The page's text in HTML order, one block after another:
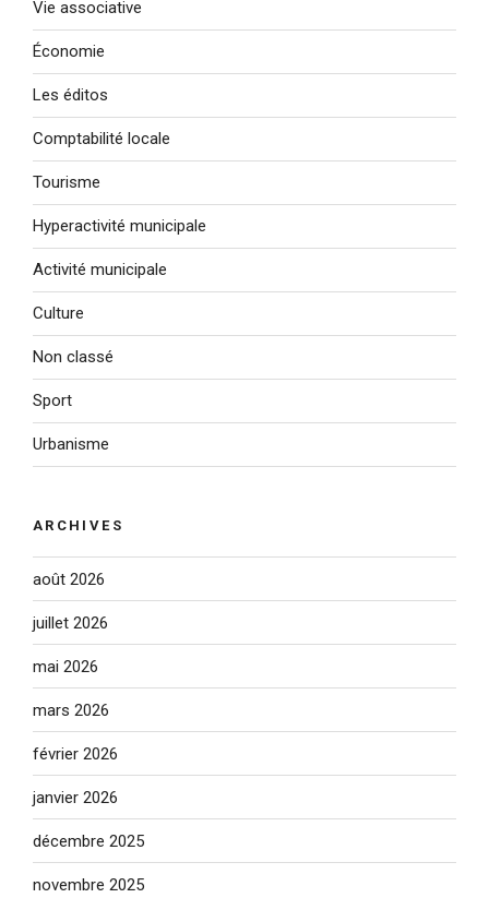
Vie associative
Économie
Les éditos
Comptabilité locale
Tourisme
Hyperactivité municipale
Activité municipale
Culture
Non classé
Sport
Urbanisme
ARCHIVES
août 2026
juillet 2026
mai 2026
mars 2026
février 2026
janvier 2026
décembre 2025
novembre 2025